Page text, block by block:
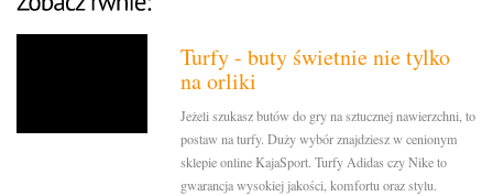
Turfy - buty świetnie nie tylko
na orliki
Jeżeli szukasz butów do gry na sztucznej nawierzchni, to
postaw na turfy. Duży wybór znajdziesz w cenionym
sklepie online KajaSport. Turfy Adidas czy Nike to
gwarancja wysokiej jakości, komfortu oraz stylu.